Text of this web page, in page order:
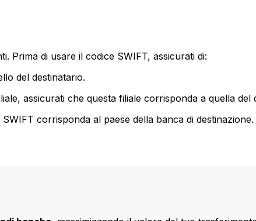
Prima di usare il codice SWIFT, assicurati di:
del destinatario.
assicurati che questa filiale corrisponda a quella del
corrisponda al paese della banca di destinazione.